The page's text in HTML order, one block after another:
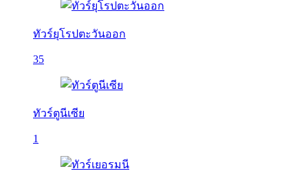
ทัวร์ยุโรปตะวันออก
35
ทัวร์ตูนีเซีย
1